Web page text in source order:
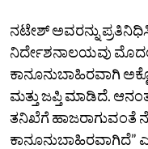
ನಟೇಶ್‌ ಅವರನ್ನು
ನಿರ್ದೇಶನಾಲಯವು
ಕಾನೂನುಬಾಹಿರವಾಗಿ
ಮತ್ತು ಜಪ್ತಿ ಮಾಡಿದೆ.
ತನಿಖೆಗೆ ಹಾಜರಾಗುವಂತೆ
ಕಾನೂನುಬಾಹಿರವಾಗಿದೆ”